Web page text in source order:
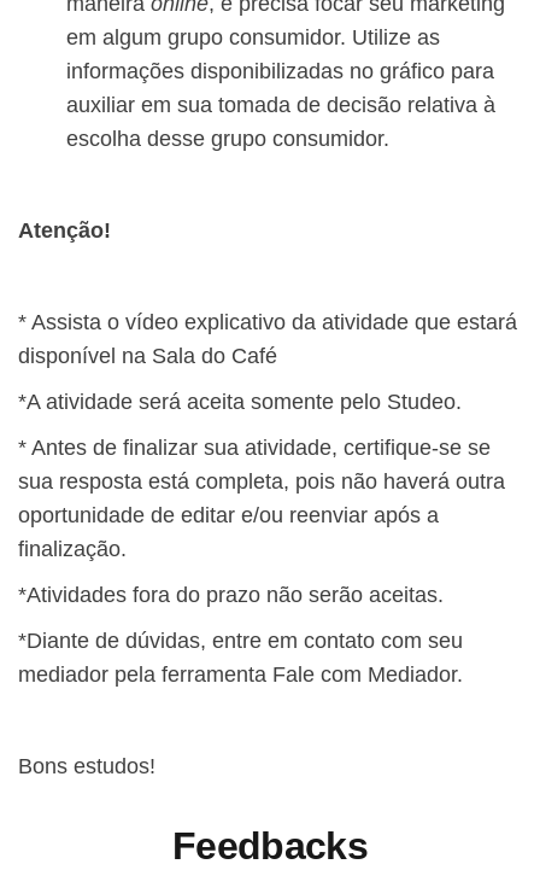
em algum grupo consumidor. Utilize as
informações disponibilizadas no gráfico para
auxiliar em sua tomada de decisão relativa à
escolha desse grupo consumidor.
Atenção!
* Assista o vídeo explicativo da atividade que estará
disponível na Sala do Café
*A atividade será aceita somente pelo Studeo.
* Antes de finalizar sua atividade, certifique-se se
sua resposta está completa, pois não haverá outra
oportunidade de editar e/ou reenviar após a
finalização.
*Atividades fora do prazo não serão aceitas.
*Diante de dúvidas, entre em contato com seu
mediador pela ferramenta Fale com Mediador.
Bons estudos!
Feedbacks